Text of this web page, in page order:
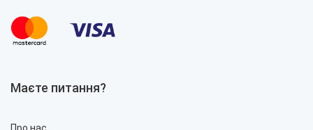
Маєте питання?